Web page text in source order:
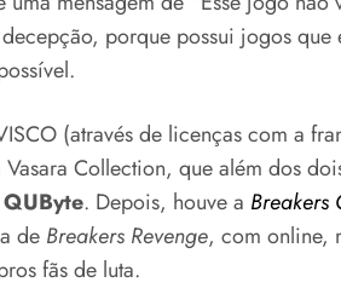
porque possui jogos que
(através de licenças com a
Collection, que além dos
QUByte. Depois, houve a Breakers
de Breakers Revenge, com online,
fãs de luta.